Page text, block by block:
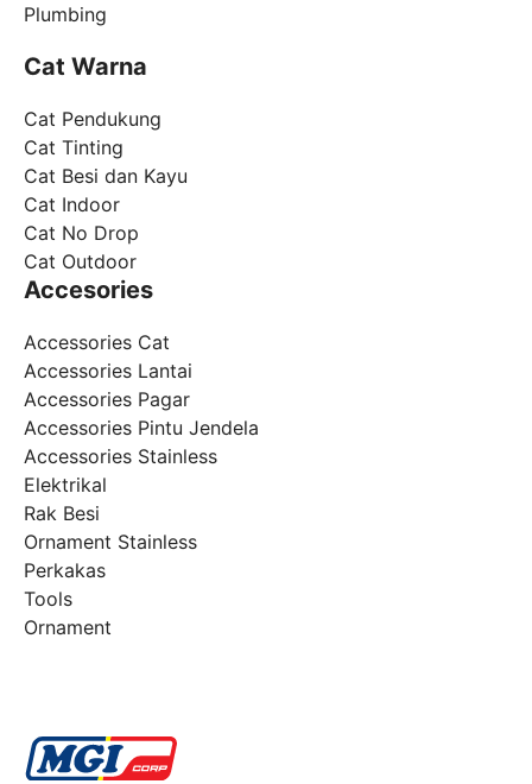
Plumbing
Cat Warna
Cat Pendukung
Cat Tinting
Cat Besi dan Kayu
Cat Indoor
Cat No Drop
Cat Outdoor
Accesories
Accessories Cat
Accessories Lantai
Accessories Pagar
Accessories Pintu Jendela
Accessories Stainless
Elektrikal
Rak Besi
Ornament Stainless
Perkakas
Tools
Ornament